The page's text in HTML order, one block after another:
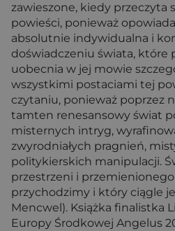
zawieszone, kiedy przeczyta
powieści, ponieważ
absolutnie indywidualna i
doświadczeniu świata, które
uobecnia w jej mowie
wszystkimi postaciami tej
czytaniu, ponieważ poprzez
tamten renesansowy świat
misternych intryg,
zwyrodniałych pragnień,
politykierskich manipulacji.
przestrzeni i
przychodzimy i który ciągle
Mencwel). Książka finalistka
Europy Środkowej Angelus